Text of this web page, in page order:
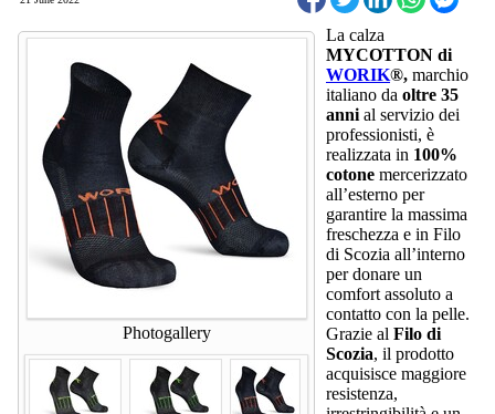
Photogallery
La calza
MYCOTTON di
WORIK®, marchio
italiano da oltre 35
anni al servizio dei
professionisti, è
realizzata in 100%
cotone mercerizzato
all’esterno per
garantire la massima
freschezza e in Filo
di Scozia all’interno
per donare un
comfort assoluto a
contatto con la pelle.
Grazie al Filo di
Scozia, il prodotto
acquisisce maggiore
resistenza,